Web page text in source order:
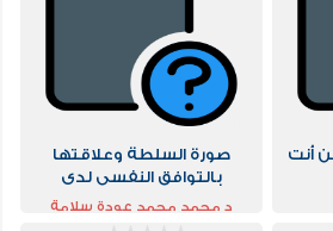
أنت
صورة السلطة وعلاقتها
بالتوافق النفسى لدى
العاملين بالدولة دراسة
دينامية
د محمد محمد عودة سلامة